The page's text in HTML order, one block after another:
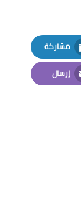
مشاركة
LinkedIn
إرسال
Email